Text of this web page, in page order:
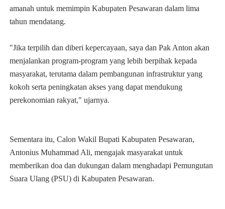
amanah untuk memimpin Kabupaten Pesawaran dalam lima
tahun mendatang.
"Jika terpilih dan diberi kepercayaan, saya dan Pak Anton akan
menjalankan program-program yang lebih berpihak kepada
masyarakat, terutama dalam pembangunan infrastruktur yang
kokoh serta peningkatan akses yang dapat mendukung
perekonomian rakyat," ujarnya.
Sementara itu, Calon Wakil Bupati Kabupaten Pesawaran,
Antonius Muhammad Ali, mengajak masyarakat untuk
memberikan doa dan dukungan dalam menghadapi Pemungutan
Suara Ulang (PSU) di Kabupaten Pesawaran.